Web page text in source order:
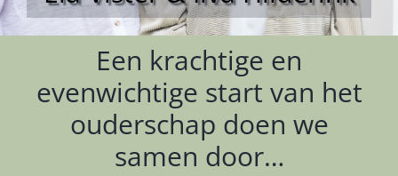
Een krachtige en
evenwichtige start van het
ouderschap doen we
samen door…